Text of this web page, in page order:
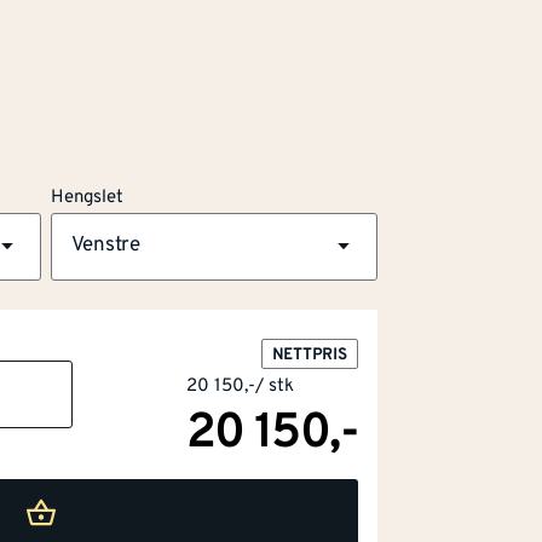
Hengslet
Venstre
NETTPRIS
20 150,-/ stk
20 150,-
finér